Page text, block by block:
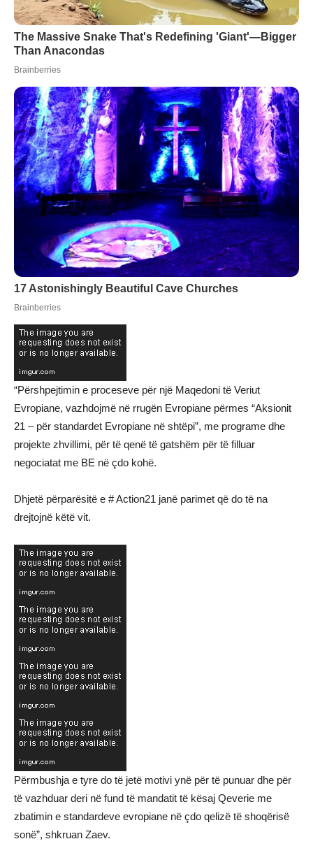
“Përshpejtimin e proceseve për një Maqedoni të Veriut
Evropiane, vazhdojmë në rrugën Evropiane përmes “Aksionit
21 – për standardet Evropiane në shtëpi”, me programe dhe
projekte zhvillimi, për të qenë të gatshëm për të filluar
negociatat me BE në çdo kohë.
Dhjetë përparësitë e # Action21 janë parimet që do të na
drejtojnë këtë vit.
Përmbushja e tyre do të jetë motivi ynë për të punuar dhe për
të vazhduar deri në fund të mandatit të kësaj Qeverie me
zbatimin e standardeve evropiane në çdo qelizë të shoqërisë
sonë”, shkruan Zaev.